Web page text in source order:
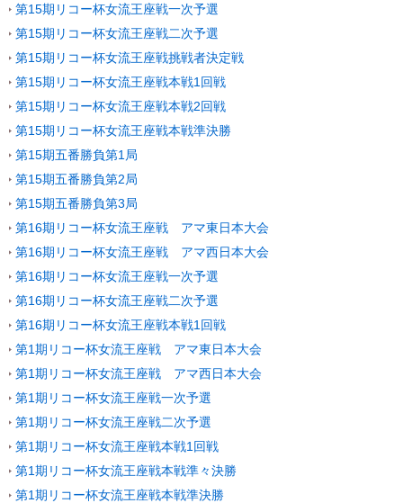
第15期リコー杯女流王座戦一次予選
第15期リコー杯女流王座戦二次予選
第15期リコー杯女流王座戦挑戦者決定戦
第15期リコー杯女流王座戦本戦1回戦
第15期リコー杯女流王座戦本戦2回戦
第15期リコー杯女流王座戦本戦準決勝
第15期五番勝負第1局
第15期五番勝負第2局
第15期五番勝負第3局
第16期リコー杯女流王座戦 アマ東日本大会
第16期リコー杯女流王座戦 アマ西日本大会
第16期リコー杯女流王座戦一次予選
第16期リコー杯女流王座戦二次予選
第16期リコー杯女流王座戦本戦1回戦
第1期リコー杯女流王座戦 アマ東日本大会
第1期リコー杯女流王座戦 アマ西日本大会
第1期リコー杯女流王座戦一次予選
第1期リコー杯女流王座戦二次予選
第1期リコー杯女流王座戦本戦1回戦
第1期リコー杯女流王座戦本戦準々決勝
第1期リコー杯女流王座戦本戦準決勝